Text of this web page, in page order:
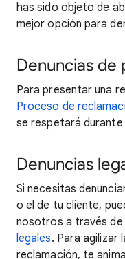
has sido objeto de
mejor opción para
Denuncias de
Para presentar una
Proceso de
se respetará
Denuncias
Si necesitas
o el de tu cliente,
nosotros a través de
legales. Para agilizar
reclamación, te